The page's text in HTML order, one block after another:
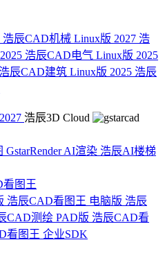
浩辰CAD机械 Linux版 2027 浩
浩辰CAD电气 Linux版 2025
浩辰CAD建筑 Linux版 2025 浩辰
浩辰3D Cloud
GstarRender AI渲染 浩辰AI楼梯
看图王
浩辰CAD看图王 电脑版 浩辰
CAD测绘 PAD版 浩辰CAD看
看图王 企业SDK